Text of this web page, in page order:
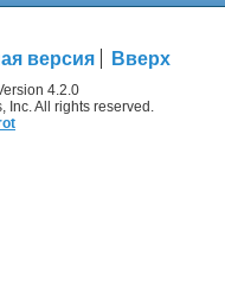
версия Вверх
4.2.0
Inc. All rights reserved.